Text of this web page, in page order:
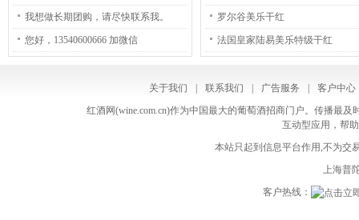
材料，您需要吗？ Alice (Thom)
Nguyen (Mrs.) Export Sales Specialist at
Instanta Phone +84 225 3916 167/ 8 (Ext.
300-1000+ followers per month. - Real,
human followers: People follow you
because they are interested in your
business or niche. - Safe: All actions are
made manually. We do not use any bots.
验，请尽快联系我。
我想做长期团购，请尽快联系我。
您好，13540600666 加微信
罗尔谷美乐干红
法国皇家陆易美乐特级干红
关于我们 联系我们 广告服务
客户中心
红酒网(wine.com.cn)作为中国最大的葡萄酒招商门户。传播最
互动型应用，帮
本站只起到信息平台作用,不为交
上海普
客户热线：